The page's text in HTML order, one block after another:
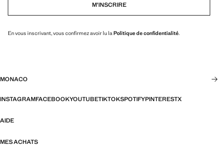
M’INSCRIRE
En vous inscrivant, vous confirmez avoir lu la Politique de confidentialité.
MONACO
INSTAGRAMFACEBOOKYOUTUBETIKTOKSPOTIFYPINTERESTX
AIDE
MES ACHATS